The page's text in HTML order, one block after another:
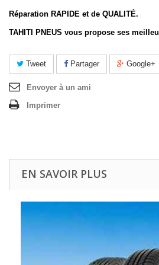
Réparation RAPIDE et de QUALITÉ.
TAHITI PNEUS vous propose ses
Tweet Partager Google+
Envoyer à un ami
Imprimer
EN SAVOIR PLUS